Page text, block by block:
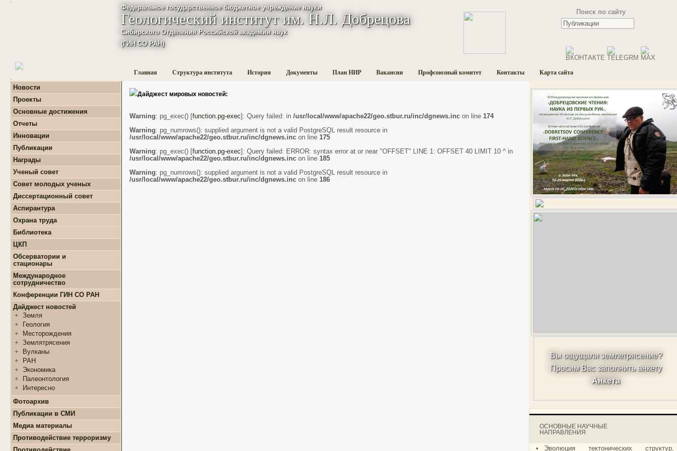
Федеральное государственное бюджетное учреждение науки
Геологический институт им. Н.Л. Добрецова
Сибирского Отделения Российской академии наук
(ГИН СО РАН)
Главная Структура института История Документы План НИР Вакансии Профсоюзный комитет Контакты Карта сайта
Поиск по сайту
:
Новости
Проекты
+
базовые проекты по
приоритетным
+ Гранты
+ Международные
+
Завершенные проекты.
Основные достижения
Отчеты
+
Фундаментальные
базовые проекты по
направлениям РАН
+ Программы Президиума
+ Программы Отделения
наук о Земле РАН
+
программы Сибирского
отделения РАН
Инновации
Публикации
+
Монографии
Награды
Ученый совет
Совет молодых ученых
+
+
Список молодых ученых
+
Положение о СМУ ГИН
СО РАН
+ ФЦП "ЖИЛИЩЕ"
+ Популяризация науки
Диссертационный совет
Аспирантура
+
деятельность
+ Информация для
поступающих
+ Поступление в ВУЗ
онлайн
+ Аттестация аспирантов
+ Личные кабинеты
аспирантов
+
Нормативные документы
+
Полезные ссылки
Охрана труда
Библиотека
ЦКП
+
+ Оборудование
+
образцов
+ Документы
Обсерватории и
стационары
+
+ Обсерватории
+
Стационары
+
Контакты
Международное
сотрудничество
Конференции ГИН СО РАН
Дайджест новостей
+ Земля
+
Геология
+
Месторождения
+ Землятрясения
+
Вулканы
+
РАН
+
Экономика
+
Палеонтология
+
Интересно
Фотоархив
Публикации в СМИ
Медиа материалы
Противодействие терроризму
Дайджест мировых новостей:
Warning: pg_exec() [function.pg-exec]: Query failed: in /usr/local/www/apache22/geo.stbur.ru/inc/dgnews.inc on line 174
Warning: pg_numrows(): supplied argument is not a valid PostgreSQL result resource in
/usr/local/www/apache22/geo.stbur.ru/inc/dgnews.inc on line 175
Warning: pg_exec() [function.pg-exec]: Query failed: ERROR: syntax error at or near "OFFSET" LINE 1: OFFSET 40 LIMIT 10 ^ in
/usr/local/www/apache22/geo.stbur.ru/inc/dgnews.inc on line 185
Warning: pg_numrows(): supplied argument is not a valid PostgreSQL result resource in
/usr/local/www/apache22/geo.stbur.ru/inc/dgnews.inc on line 186
Вы ощущали землетрясение?
Просим Вас заполнить анкету
Анкета
ОСНОВНЫЕ НАУЧНЫЕ
НАПРАВЛЕНИЯ
•
Эволюция тектонических структур,